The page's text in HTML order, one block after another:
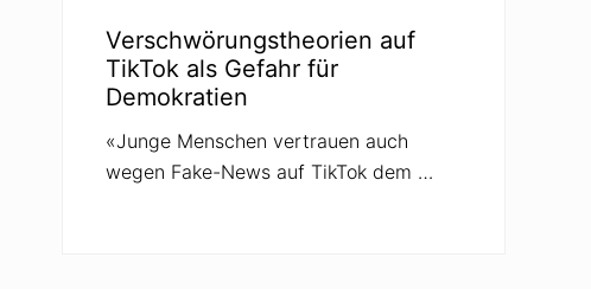
Verschwörungstheorien auf
TikTok als Gefahr für
Demokratien
«Junge Menschen vertrauen auch
wegen Fake-News auf TikTok dem …